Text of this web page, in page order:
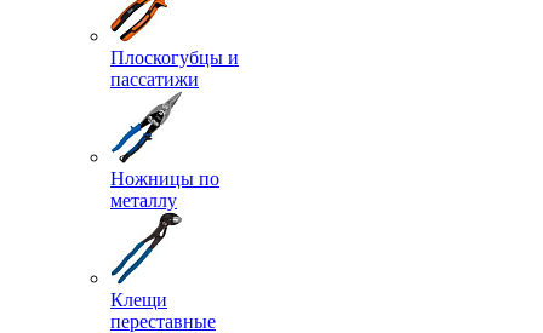
Плоскогубцы и
пассатижи
Ножницы по
металлу
Клещи
переставные